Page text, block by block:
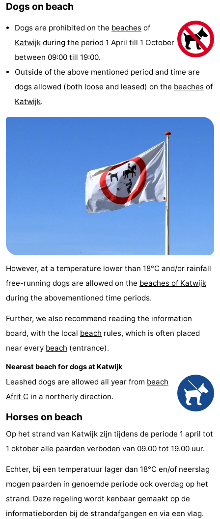
Beach
See
do
Museums
Monuments
centers
Villages
Nature
-
Swimming
pools
-
Cycling
-
Hiking
-
Horse
-
courses
Surfing
-
Sportfishing
Food
Dogs on beach
Dogs are prohibited on the beaches of
Katwijk during the period 1 April till 1 October
between 09:00 till 19:00.
Outside of the above mentioned period and time are
dogs allowed (both loose and leased) on the beaches of
Katwijk.
However, at a temperature lower than 18°C and/or rainfall
free-running dogs are allowed on the beaches of Katwijk
during the abovementioned time periods.
Further, we also recommend reading the information
board, with the local beach rules, which is often placed
near every beach (entrance).
Nearest beachfor dogs at Katwijk
Leashed dogs are allowed all year from beach
Afrit C in a northerly direction.
Horses on beach
Op het strand van Katwijk zijn tijdens de periode 1 april tot
1 oktober alle paarden verboden van 09.00 tot 19.00 uur.
Echter, bij een temperatuur lager dan 18°C en/of neerslag
mogen paarden in genoemde periode ook overdag op het
strand. Deze regeling wordt kenbaar gemaakt op de
informatieborden bij de strandafgangen en via een vlag.